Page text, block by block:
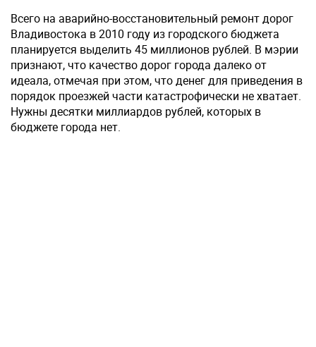
Всего на аварийно-восстановительный ремонт дорог
Владивостока в 2010 году из городского бюджета
планируется выделить 45 миллионов рублей. В мэрии
признают, что качество дорог города далеко от
идеала, отмечая при этом, что денег для приведения в
порядок проезжей части катастрофически не хватает.
Нужны десятки миллиардов рублей, которых в
бюджете города нет.